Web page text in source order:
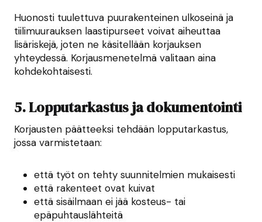
Huonosti tuulettuva puurakenteinen ulkoseinä ja
tiilimuurauksen laastipurseet voivat aiheuttaa
lisäriskejä, joten ne käsitellään korjauksen
yhteydessä. Korjausmenetelmä valitaan aina
kohdekohtaisesti.
5. Lopputarkastus ja dokumentointi
Korjausten päätteeksi tehdään lopputarkastus,
jossa varmistetaan:
että työt on tehty suunnitelmien mukaisesti
että rakenteet ovat kuivat
että sisäilmaan ei jää kosteus- tai
epäpuhtauslähteitä